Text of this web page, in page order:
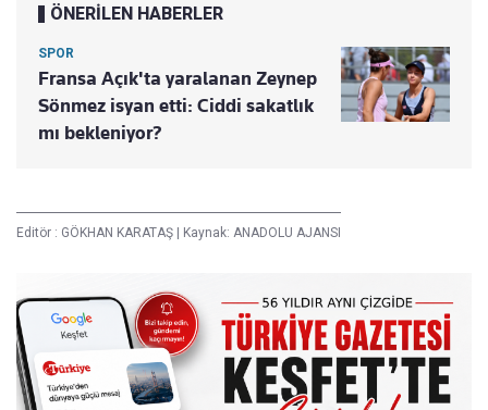
ÖNERİLEN HABERLER
SPOR
Fransa Açık'ta yaralanan Zeynep
Sönmez isyan etti: Ciddi sakatlık
mı bekleniyor?
Editör : GÖKHAN KARATAŞ Kaynak: ANADOLU AJANSI